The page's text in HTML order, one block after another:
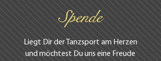
Spende
Liegt Dir der Tanzsport am Herzen
und möchtest Du uns eine Freude